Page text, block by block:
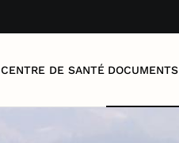
CENTRE DE SANTÉ DOCUMENTS